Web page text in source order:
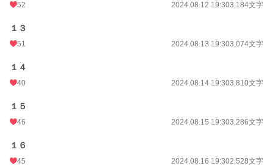
52 2024.08.12 19:303,184文字
１３
51 2024.08.13 19:303,074文字
１４
40 2024.08.14 19:303,810文字
１５
46 2024.08.15 19:303,286文字
１６
45 2024.08.16 19:302,528文字